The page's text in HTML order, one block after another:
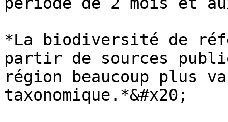
*La biodiversité de
partir de sources
région beaucoup plus
taxonomique.*&#x20;